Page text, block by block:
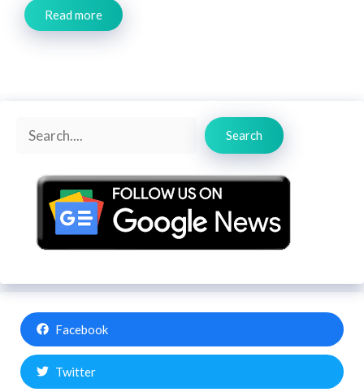
Read more
Search
Search
Facebook
Twitter